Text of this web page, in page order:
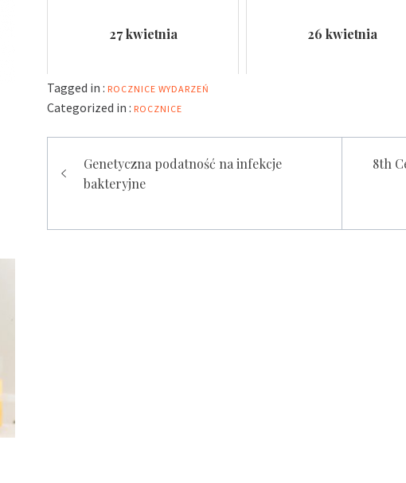
27 kwietnia 26 kwietnia
Tagged in : ROCZNICE WYDARZEŃ
Categorized in : ROCZNICE
wpisu
Genetyczna podatność na infekcje
bakteryjne
8th